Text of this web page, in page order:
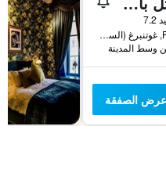
Parkgatan 10, غوتنبرغ (السويد), مقاطعة فاسترا غوتالاند, السويد
عرض الصفقة